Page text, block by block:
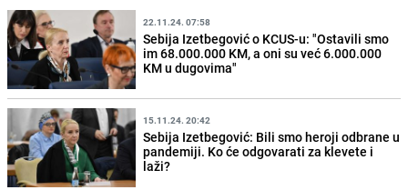
22.11.24. 07:58
Sebija Izetbegović o KCUS-u: "Ostavili smo
im 68.000.000 KM, a oni su već 6.000.000
KM u dugovima"
15.11.24. 20:42
Sebija Izetbegović: Bili smo heroji odbrane u
pandemiji. Ko će odgovarati za klevete i
laži?